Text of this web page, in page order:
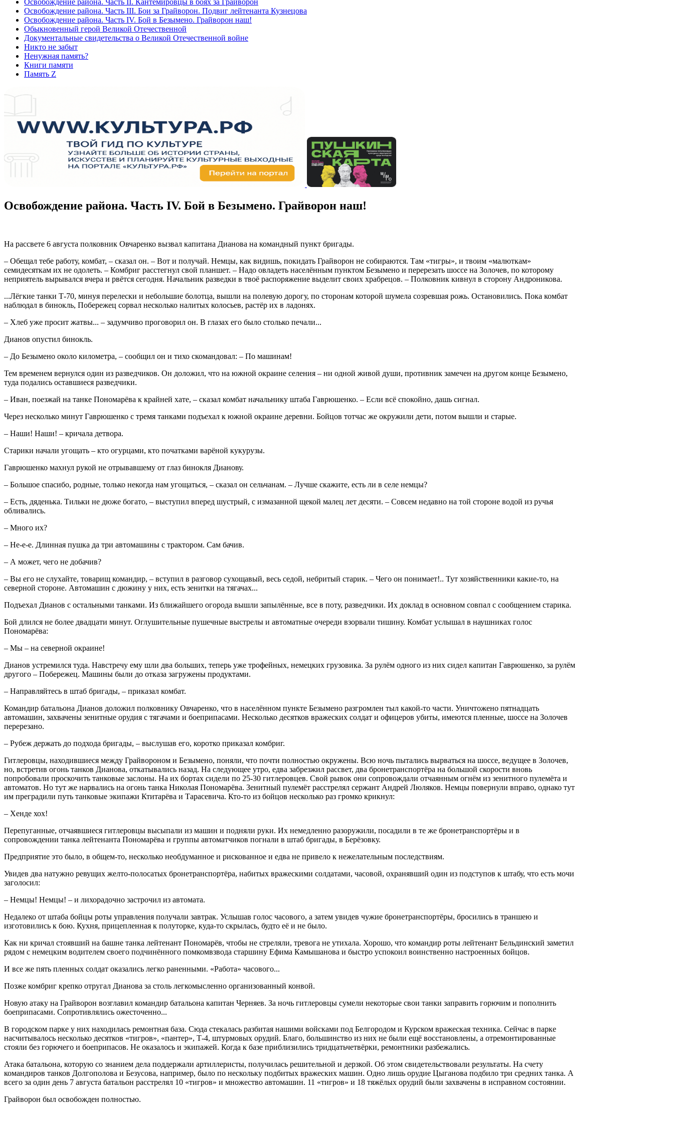
Освобождение района. Часть III. Бои за Грайворон. Подвиг лейтенанта Кузнецова
Освобождение района. Часть IV. Бой в Безымено. Грайворон наш!
Обыкновенный герой Великой Отечественной
Документальные свидетельства о Великой Отечественной войне
Никто не забыт
Ненужная память?
Книги памяти
Память Z
Освобождение района. Часть IV. Бой в Безымено. Грайворон наш!
На рассвете 6 августа полковник Овчаренко вызвал капитана Дианова на командный пункт бригады.
– Обещал тебе работу, комбат, – сказал он. – Вот и получай. Немцы, как видишь, покидать Грайворон не собираются. Там «тигры», и твоим «малюткам»
семидесяткам их не одолеть. – Комбриг расстегнул свой планшет. – Надо овладеть населённым пунктом Безымено и перерезать шоссе на Золочев, по которому
неприятель вырывался вчера и рвётся сегодня. Начальник разведки в твоё распоряжение выделит своих храбрецов. – Полковник кивнул в сторону Андроникова.
...Лёгкие танки Т-70, минуя перелески и небольшие болотца, вышли на полевую дорогу, по сторонам которой шумела созревшая рожь. Остановились. Пока комбат
наблюдал в бинокль, Побережец сорвал несколько налитых колосьев, растёр их в ладонях.
– Хлеб уже просит жатвы... – задумчиво проговорил он. В глазах его было столько печали...
Дианов опустил бинокль.
– До Безымено около километра, – сообщил он и тихо скомандовал: – По машинам!
Тем временем вернулся один из разведчиков. Он доложил, что на южной окраине селения – ни одной живой души, противник замечен на другом конце Безымено,
туда подались оставшиеся разведчики.
– Иван, поезжай на танке Пономарёва к крайней хате, – сказал комбат начальнику штаба Гаврюшенко. – Если всё спокойно, дашь сигнал.
Через несколько минут Гаврюшенко с тремя танками подъехал к южной окраине деревни. Бойцов тотчас же окружили дети, потом вышли и старые.
– Наши! Наши! – кричала детвора.
Старики начали угощать – кто огурцами, кто початками варёной кукурузы.
Гаврюшенко махнул рукой не отрывавшему от глаз бинокля Дианову.
– Большое спасибо, родные, только некогда нам угощаться, – сказал он сельчанам. – Лучше скажите, есть ли в селе немцы?
– Есть, дяденька. Тильки не дюже богато, – выступил вперед шустрый, с измазанной щекой малец лет десяти. – Совсем недавно на той стороне водой из ручья
обливались.
– Много их?
– Не-е-е. Длинная пушка да три автомашины с трактором. Сам бачив.
– А может, чего не добачив?
– Вы его не слухайте, товарищ командир, – вступил в разговор сухощавый, весь седой, небритый старик. – Чего он понимает!.. Тут хозяйственники какие-то, на
северной стороне. Автомашин с дюжину у них, есть зенитки на тягачах...
Подъехал Дианов с остальными танками. Из ближайшего огорода вышли запылённые, все в поту, разведчики. Их доклад в основном совпал с сообщением старика.
Бой длился не более двадцати минут. Оглушительные пушечные выстрелы и автоматные очереди взорвали тишину. Комбат услышал в наушниках голос
Пономарёва:
– Мы – на северной окраине!
Дианов устремился туда. Навстречу ему шли два больших, теперь уже трофейных, немецких грузовика. За рулём одного из них сидел капитан Гаврюшенко, за рулём
другого – Побережец. Машины были до отказа загружены продуктами.
– Направляйтесь в штаб бригады, – приказал комбат.
Командир батальона Дианов доложил полковнику Овчаренко, что в населённом пункте Безымено разгромлен тыл какой-то части. Уничтожено пятнадцать
автомашин, захвачены зенитные орудия с тягачами и боеприпасами. Несколько десятков вражеских солдат и офицеров убиты, имеются пленные, шоссе на Золочев
перерезано.
– Рубеж держать до подхода бригады, – выслушав его, коротко приказал комбриг.
Гитлеровцы, находившиеся между Грайвороном и Безымено, поняли, что почти полностью окружены. Всю ночь пытались вырваться на шоссе, ведущее в Золочев,
но, встретив огонь танков Дианова, откатывались назад. На следующее утро, едва забрезжил рассвет, два бронетранспортёра на большой скорости вновь
попробовали проскочить танковые заслоны. На их бортах сидели по 25-30 гитлеровцев. Свой рывок они сопровождали отчаянным огнём из зенитного пулемёта и
автоматов. Но тут же нарвались на огонь танка Николая Пономарёва. Зенитный пулемёт расстрелял сержант Андрей Люляков. Немцы повернули вправо, однако тут
им преградили путь танковые экипажи Ктитарёва и Тарасевича. Кто-то из бойцов несколько раз громко крикнул:
– Хенде хох!
Перепуганные, отчаявшиеся гитлеровцы высыпали из машин и подняли руки. Их немедленно разоружили, посадили в те же бронетранспортёры и в
сопровождении танка лейтенанта Пономарёва и группы автоматчиков погнали в штаб бригады, в Берёзовку.
Предприятие это было, в общем-то, несколько необдуманное и рискованное и едва не привело к нежелательным последствиям.
Увидев два натужно ревущих желто-полосатых бронетранспортёра, набитых вражескими солдатами, часовой, охранявший один из подступов к штабу, что есть мочи
заголосил:
– Немцы! Немцы! – и лихорадочно застрочил из автомата.
Недалеко от штаба бойцы роты управления получали завтрак. Услышав голос часового, а затем увидев чужие бронетранспортёры, бросились в траншею и
изготовились к бою. Кухня, прицепленная к полуторке, куда-то скрылась, будто её и не было.
Как ни кричал стоявший на башне танка лейтенант Пономарёв, чтобы не стреляли, тревога не утихала. Хорошо, что командир роты лейтенант Бельдинский заметил
рядом с немецким водителем своего подчинённого помкомвзвода старшину Ефима Камышанова и быстро успокоил воинственно настроенных бойцов.
И все же пять пленных солдат оказались легко раненными. «Работа» часового...
Позже комбриг крепко отругал Дианова за столь легкомысленно организованный конвой.
Новую атаку на Грайворон возглавил командир батальона капитан Черняев. За ночь гитлеровцы сумели некоторые свои танки заправить горючим и пополнить
боеприпасами. Сопротивлялись ожесточенно...
В городском парке у них находилась ремонтная база. Сюда стекалась разбитая нашими войсками под Белгородом и Курском вражеская техника. Сейчас в парке
насчитывалось несколько десятков «тигров», «пантер», Т-4, штурмовых орудий. Благо, большинство из них не были ещё восстановлены, а отремонтированные
стояли без горючего и боеприпасов. Не оказалось и экипажей. Когда к базе приблизились тридцатьчетвёрки, ремонтники разбежались.
Атака батальона, которую со знанием дела поддержали артиллеристы, получилась решительной и дерзкой. Об этом свидетельствовали результаты. На счету
командиров танков Долгополова и Безусова, например, было по нескольку подбитых вражеских машин. Одно лишь орудие Цыганова подбило три средних танка. А
всего за один день 7 августа батальон расстрелял 10 «тигров» и множество автомашин. 11 «тигров» и 18 тяжёлых орудий были захвачены в исправном состоянии.
Грайворон был освобожден полностью.